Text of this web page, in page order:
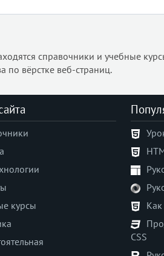
справочники и учебные
по вёрстке веб-страниц.
курсы
Как
CSS